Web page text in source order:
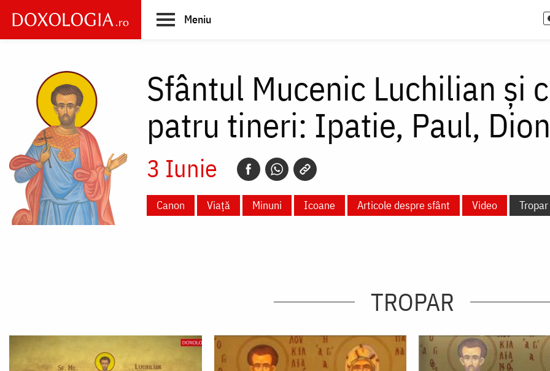
main
Meniu
Sfântul Mucenic Luchilian şi
patru tineri: Ipatie, Paul,
3 Iunie
Canon Viață Minuni Icoane Articole despre sfânt Video Tropar
TROPAR